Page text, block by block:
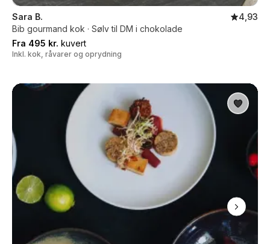
Sara B.
4,93
Bib gourmand kok · Sølv til DM i chokolade
Fra 495 kr. kuvert
Inkl. kok, råvarer og oprydning